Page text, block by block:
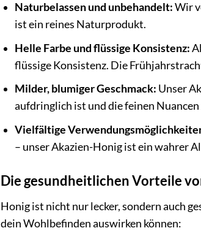
Naturbelassen und unbehandelt:Wir
ist ein reines Naturprodukt.
Helle Farbe und flüssige Konsistenz:
flüssige Konsistenz. Die
Milder, blumiger Geschmack: Unser
aufdringlich ist und die feinen
Vielfältige
– unser Akazien-Honig ist ein wahrer
Die gesundheitlichen Vorteile
Honig ist nicht nur lecker, sondern auch
dein Wohlbefinden auswirken können: